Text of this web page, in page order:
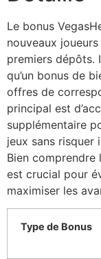
Le bonus
nouveaux
premiers dépôts.
qu’un bonus de
offres de
principal est
supplémentaire
jeux sans risquer
Bien
est crucial pour
maximiser les
Type de Bonus